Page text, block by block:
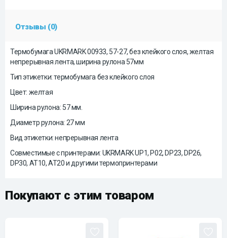
Отзывы (0)
Термобумага UKRMARK 00933, 57-27, без клейкого слоя, желтая
непрерывная лента, ширина рулона 57мм
Тип этикетки: термобумага без клейкого слоя
Цвет: желтая
Ширина рулона: 57 мм.
Диаметр рулона: 27 мм
Вид этикетки: непрерывная лента
Совместимые с принтерами: UKRMARK UP1, P02, DP23, DP26,
DP30, AT10, AT20 и другими термопринтерами
Покупают с этим товаром